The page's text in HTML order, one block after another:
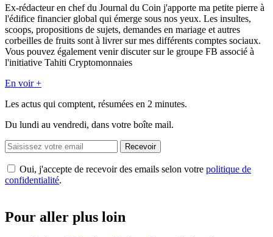
Ex-rédacteur en chef du Journal du Coin j'apporte ma petite pierre à
l'édifice financier global qui émerge sous nos yeux. Les insultes,
scoops, propositions de sujets, demandes en mariage et autres
corbeilles de fruits sont à livrer sur mes différents comptes sociaux.
Vous pouvez également venir discuter sur le groupe FB associé à
l'initiative Tahiti Cryptomonnaies
En voir +
Les actus qui comptent, résumées en 2 minutes.
Du lundi au vendredi, dans votre boîte mail.
Recevoir
Oui, j'accepte de recevoir des emails selon votre politique de
confidentialité.
Pour aller plus loin